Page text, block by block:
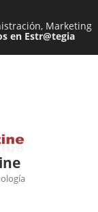
Marketing
en Estr@tegia